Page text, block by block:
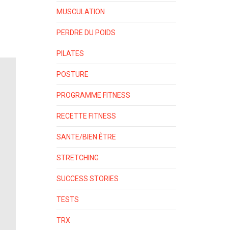
MUSCULATION
PERDRE DU POIDS
PILATES
POSTURE
PROGRAMME FITNESS
RECETTE FITNESS
SANTE/BIEN ÊTRE
STRETCHING
SUCCESS STORIES
TESTS
TRX